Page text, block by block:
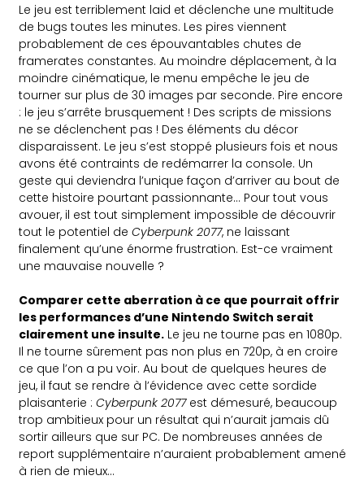
Le jeu est terriblement laid et déclenche une multitude
de bugs toutes les minutes. Les pires viennent
probablement de ces épouvantables chutes de
framerates constantes. Au moindre déplacement, à la
moindre cinématique, le menu empêche le jeu de
tourner sur plus de 30 images par seconde. Pire encore
: le jeu s’arrête brusquement ! Des scripts de missions
ne se déclenchent pas ! Des éléments du décor
disparaissent. Le jeu s’est stoppé plusieurs fois et nous
avons été contraints de redémarrer la console. Un
geste qui deviendra l’unique façon d’arriver au bout de
cette histoire pourtant passionnante… Pour tout vous
avouer, il est tout simplement impossible de découvrir
tout le potentiel deCyberpunk 2077, ne laissant
finalement qu’une énorme frustration. Est-ce vraiment
une mauvaise nouvelle ?
Comparer cette aberration à ce que pourrait offrir
les performances d’une Nintendo Switch serait
clairement une insulte. Le jeu ne tourne pas en 1080p.
Il ne tourne sûrement pas non plus en 720p, à en croire
ce que l’on a pu voir. Au bout de quelques heures de
jeu, il faut se rendre à l’évidence avec cette sordide
plaisanterie :Cyberpunk 2077est démesuré, beaucoup
trop ambitieux pour un résultat qui n’aurait jamais dû
sortir ailleurs que sur PC. De nombreuses années de
report supplémentaire n’auraient probablement amené
à rien de mieux…